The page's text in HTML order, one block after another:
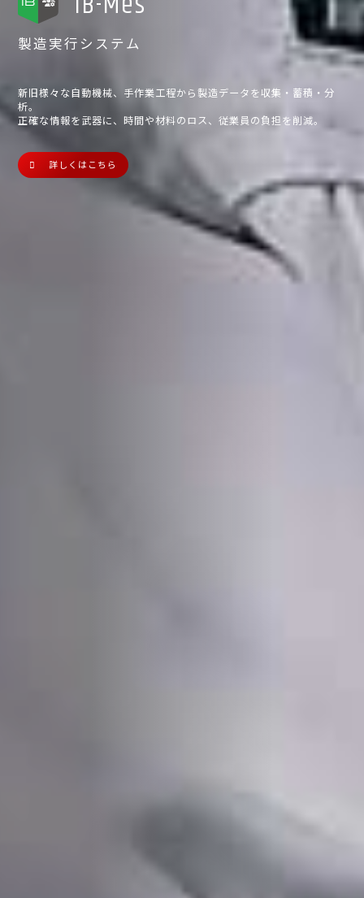
製造実行システム
新旧様々な自動機械、手作業工程から製造データを収集・蓄積・分
析。
正確な情報を武器に、時間や材料のロス、従業員の負担を削減。
詳しくはこちら